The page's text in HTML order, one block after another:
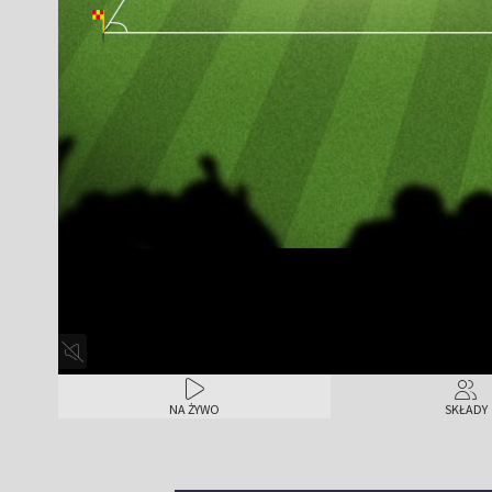
NA ŻYWO SKŁADY